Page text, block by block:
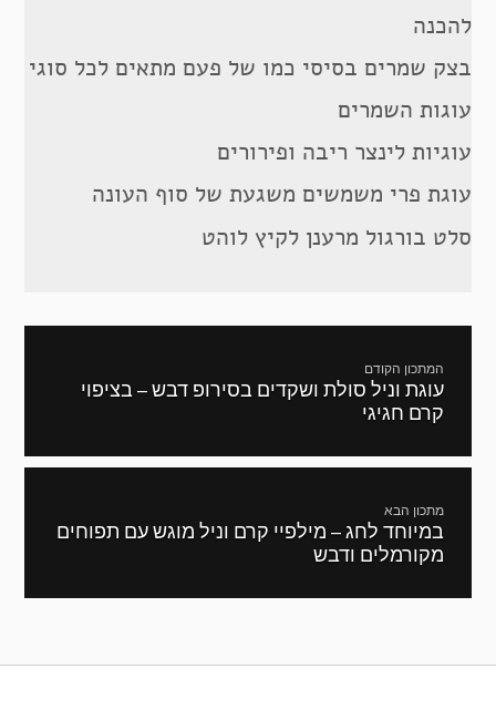
להכנה
בצק שמרים בסיסי כמו של פעם מתאים לכל סוגי
עוגות השמרים
עוגיות לינצר ריבה ופירורים
עוגת פרי משמשים משגעת של סוף העונה
סלט בורגול מרענן לקיץ לוהט
המתכון הקודם
מתכון
קודם:
עוגת וניל סולת ושקדים בסירופ דבש – בציפוי
קרם חגיגי
מתכון הבא
המתכון
הבא:
במיוחד לחג – מילפיי קרם וניל מוגש עם תפוחים
מקורמלים ודבש